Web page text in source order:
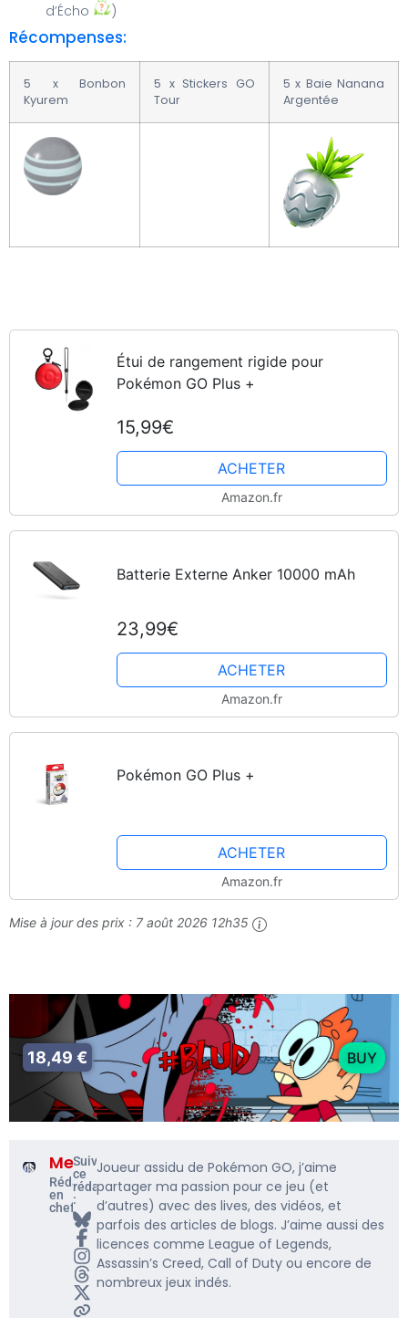
d’Écho
)
Récompenses:
5 x Bonbon
Kyurem
5 x Stickers GO
Tour
5 x Baie Nanana
Argentée
Étui de rangement rigide pour
Pokémon GO Plus +
15,99€
ACHETER
Amazon.fr
Batterie Externe Anker 10000 mAh
23,99€
ACHETER
Amazon.fr
Pokémon GO Plus +
ACHETER
Amazon.fr
Mise à jour des prix : 7 août 2026 12h35
18,49 € BUY
Me5rine_
Rédacteur
en
chef
Suivre
ce
rédacteur
:
Joueur assidu de Pokémon GO, j’aime
partager ma passion pour ce jeu (et
d’autres) avec des lives, des vidéos, et
parfois des articles de blogs. J’aime aussi des
licences comme League of Legends,
Assassin’s Creed, Call of Duty ou encore de
nombreux jeux indés.